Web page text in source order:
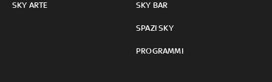
SKY ARTE SKY BAR
SPAZI SKY
PROGRAMMI